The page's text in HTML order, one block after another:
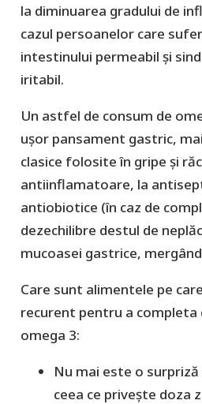
la diminuarea gradului de
cazul persoanelor care
intestinului permeabil și
iritabil.
Un astfel de consum de
ușor pansament gastric,
clasice folosite în gripe și
antiinflamatoare, la
antiobiotice (în caz de
dezechilibre destul de
mucoasei gastrice,
Care sunt alimentele pe
recurent pentru a completa
omega 3:
Nu mai este o
ceea ce privește doza